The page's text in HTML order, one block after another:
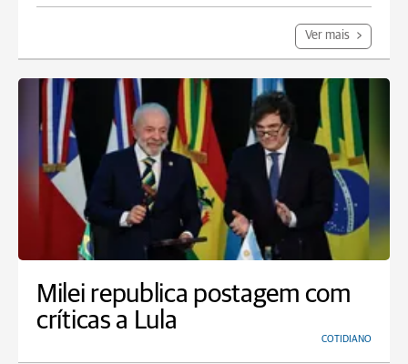
Ver mais
Milei republica postagem com
críticas a Lula
COTIDIANO